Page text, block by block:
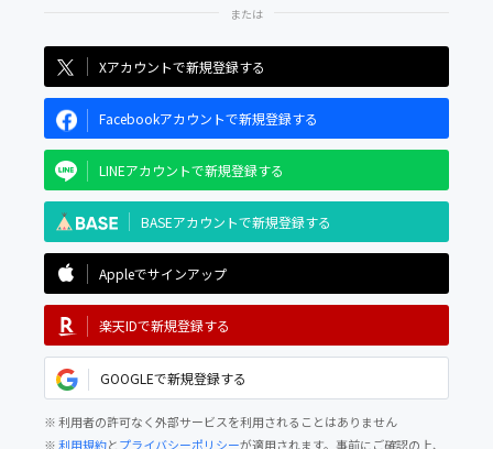
Xアカウントで新規登録する
Facebookアカウントで新規登録する
LINEアカウントで新規登録する
BASEアカウントで新規登録する
Appleでサインアップ
楽天IDで新規登録する
GOOGLEで新規登録する
※ 利用者の許可なく外部サービスを利用されることはありません
※利用規約とプライバシーポリシーが適用されます。事前にご確認の上、